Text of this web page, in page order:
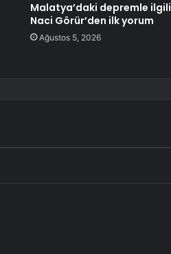
Malatya’daki depremle ilgili
Naci Görür’den ilk yorum
Ağustos 5, 2026